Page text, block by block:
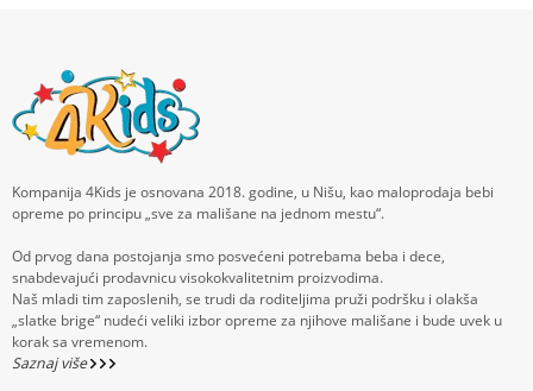
Kompanija 4Kids je osnovana 2018. godine, u Nišu, kao maloprodaja bebi
opreme po principu „sve za mališane na jednom mestu“.
Od prvog dana postojanja smo posvećeni potrebama beba i dece,
snabdevajući prodavnicu visokokvalitetnim proizvodima.
Naš mladi tim zaposlenih, se trudi da roditeljima pruži podršku i olakša
„slatke brige“ nudeći veliki izbor opreme za njihove mališane i bude uvek u
korak sa vremenom.
Saznaj više